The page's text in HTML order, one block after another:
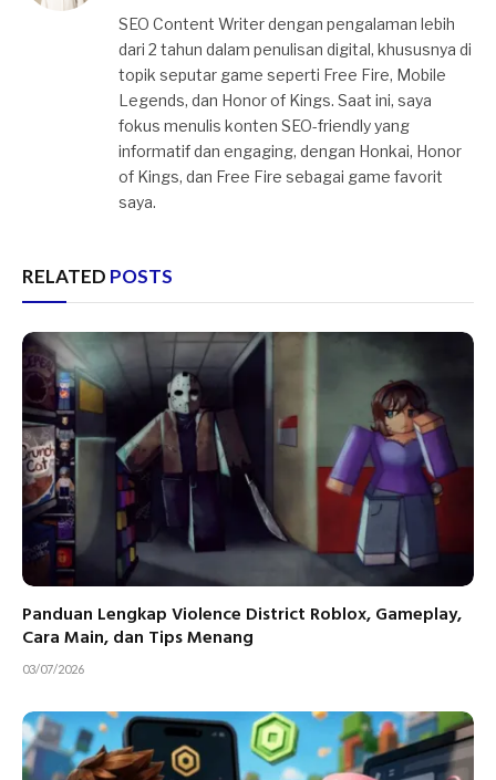
SEO Content Writer dengan pengalaman lebih
dari 2 tahun dalam penulisan digital, khususnya di
topik seputar game seperti Free Fire, Mobile
Legends, dan Honor of Kings. Saat ini, saya
fokus menulis konten SEO-friendly yang
informatif dan engaging, dengan Honkai, Honor
of Kings, dan Free Fire sebagai game favorit
saya.
RELATED POSTS
Panduan Lengkap Violence District Roblox, Gameplay,
Cara Main, dan Tips Menang
03/07/2026